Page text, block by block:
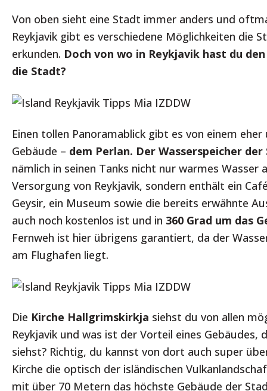
Von oben sieht eine Stadt immer anders und
Reykjavik gibt es verschiedene Möglichkeiten die
erkunden. Doch von wo in Reykjavik hast du
die Stadt?
Einen tollen Panoramablick gibt es von einem eher
Gebäude – dem Perlan. Der Wasserspeicher
nämlich in seinen Tanks nicht nur warmes Wasser
Versorgung von Reykjavik, sondern enthält ein
Geysir, ein Museum sowie die bereits erwähnte
auch noch kostenlos ist und in 360 Grad um das
Fernweh ist hier übrigens garantiert, da der
am Flughafen liegt.
Die Kirche Hallgrimskirkja siehst du von allen
Reykjavik und was ist der Vorteil eines Gebäudes,
siehst? Richtig, du kannst von dort auch super
Kirche die optisch der isländischen
mit über 70 Metern das höchste Gebäude der